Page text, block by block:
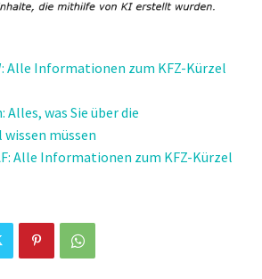
Alle Informationen zum KFZ-Kürzel
Alles, was Sie über die
müssen
Alle Informationen zum KFZ-Kürzel